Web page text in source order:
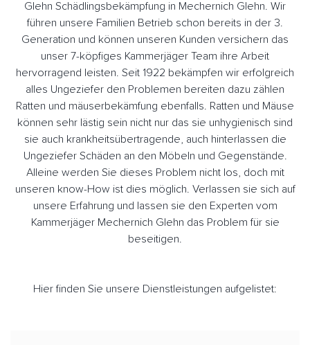
Glehn Schädlingsbekämpfung in Mechernich Glehn. Wir
führen unsere Familien Betrieb schon bereits in der 3.
Generation und können unseren Kunden versichern das
unser 7-köpfiges Kammerjäger Team ihre Arbeit
hervorragend leisten. Seit 1922 bekämpfen wir erfolgreich
alles Ungeziefer den Problemen bereiten dazu zählen
Ratten und mäuserbekämfung ebenfalls. Ratten und Mäuse
können sehr lästig sein nicht nur das sie unhygienisch sind
sie auch krankheitsübertragende, auch hinterlassen die
Ungeziefer Schäden an den Möbeln und Gegenstände.
Alleine werden Sie dieses Problem nicht los, doch mit
unseren know-How ist dies möglich. Verlassen sie sich auf
unsere Erfahrung und lassen sie den Experten vom
Kammerjäger Mechernich Glehn das Problem für sie
beseitigen.
Hier finden Sie unsere Dienstleistungen aufgelistet: